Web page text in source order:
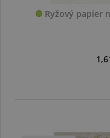
Ryžový papier